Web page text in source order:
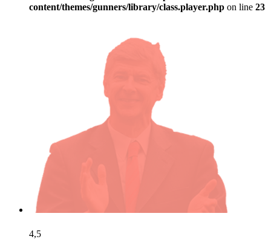
content/themes/gunners/library/class.player.php on line 23
4,5